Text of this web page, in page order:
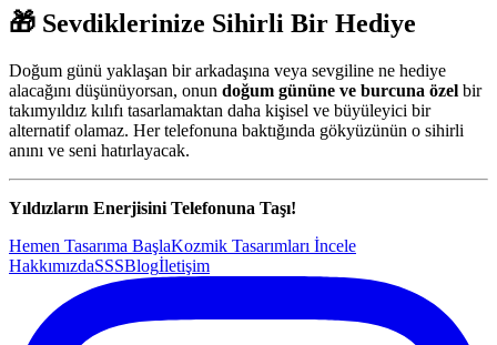
🎁 Sevdiklerinize Sihirli Bir Hediye
Doğum günü yaklaşan bir arkadaşına veya sevgiline ne hediye
alacağını düşünüyorsan, onun doğum gününe ve burcuna özel bir
takımyıldız kılıfı tasarlamaktan daha kişisel ve büyüleyici bir
alternatif olamaz. Her telefonuna baktığında gökyüzünün o sihirli
anını ve seni hatırlayacak.
Yıldızların Enerjisini Telefonuna Taşı!
Hemen Tasarıma BaşlaKozmik Tasarımları İncele
HakkımızdaSSSBlogİletişim